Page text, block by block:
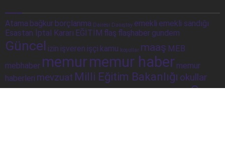
Atama bağkur borçlanma Dairesi Danıştay emekli emekli sandığı
Esastan İptal Kararı EĞİTİM flaş flaşhaber gundem
Güncel izin işveren işçi kamu koşullar maaş MEB
mebhaber memurmemur haber memur
haberleri mevzuat Milli Eğitim Bakanlığı okullar
Son